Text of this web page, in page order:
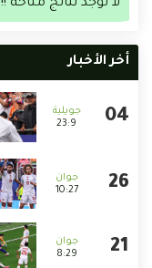
لا توجد نتائج متاحة !!
أخر الأخبار
23:9
10:27
8:29